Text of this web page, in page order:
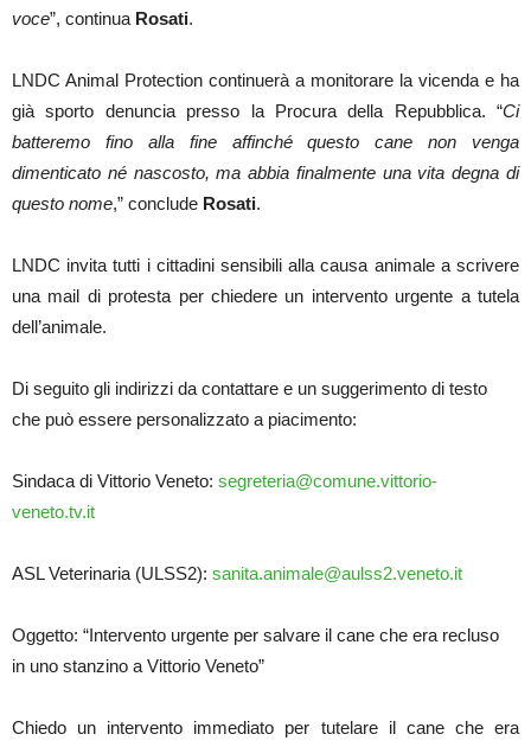
voce”, continua Rosati.
LNDC Animal Protection continuerà a monitorare la vicenda e ha
già sporto denuncia presso la Procura della Repubblica. “Ci
batteremo fino alla fine affinché questo cane non venga
dimenticato né nascosto, ma abbia finalmente una vita degna di
questo nome,” conclude Rosati.
LNDC invita tutti i cittadini sensibili alla causa animale a scrivere
una mail di protesta per chiedere un intervento urgente a tutela
dell’animale.
Di seguito gli indirizzi da contattare e un suggerimento di testo
che può essere personalizzato a piacimento:
Sindaca di Vittorio Veneto: segreteria@comune.vittorio-
veneto.tv.it
ASL Veterinaria (ULSS2): sanita.animale@aulss2.veneto.it
Oggetto: “Intervento urgente per salvare il cane che era recluso
in uno stanzino a Vittorio Veneto”
Chiedo un intervento immediato per tutelare il cane che era